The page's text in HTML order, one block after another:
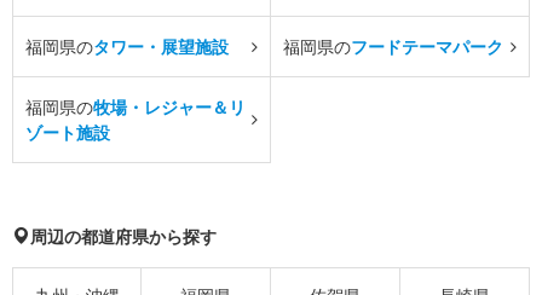
福岡県のタワー・展望施設 福岡県のフードテーマパーク
福岡県の牧場・レジャー＆リ
ゾート施設
周辺の都道府県から探す